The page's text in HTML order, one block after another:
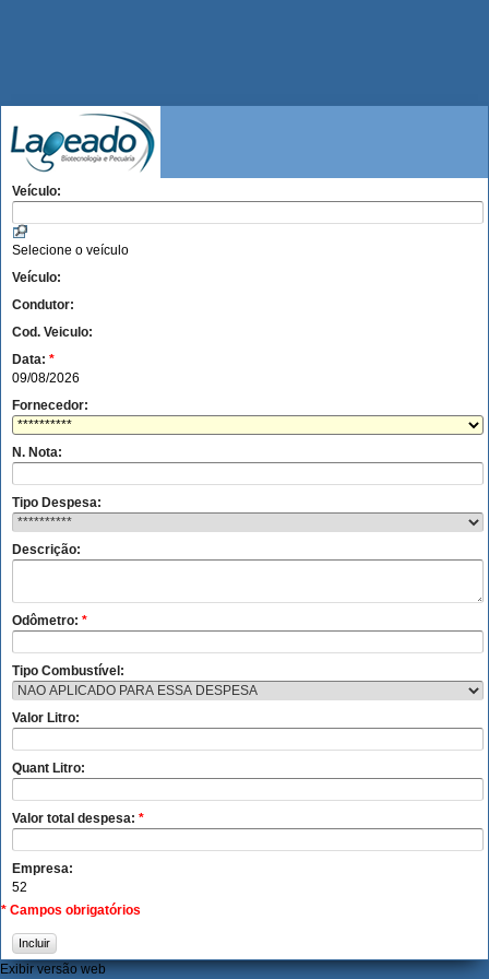
Veículo:
Selecione o veículo
Veículo:
Condutor:
Cod. Veiculo:
Data: *
09/08/2026
Fornecedor:
N. Nota:
Tipo Despesa:
Descrição:
Odômetro: *
Tipo Combustível:
Valor Litro:
Quant Litro:
Valor total despesa: *
Empresa:
52
* Campos obrigatórios
Incluir
Exibir versão web